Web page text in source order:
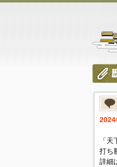
2024
「
打ち
詳細